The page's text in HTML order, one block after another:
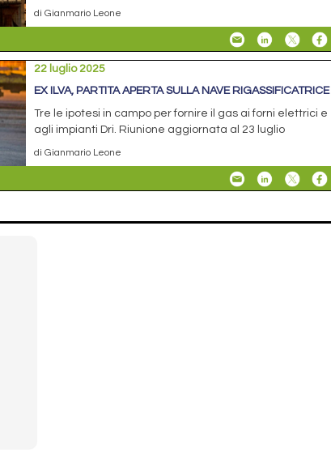
di Gianmario Leone
22 luglio 2025
EX ILVA, PARTITA APERTA SULLA NAVE RIGASSIFICATRICE
Tre le ipotesi in campo per fornire il gas ai forni elettrici e
agli impianti Dri. Riunione aggiornata al 23 luglio
di Gianmario Leone